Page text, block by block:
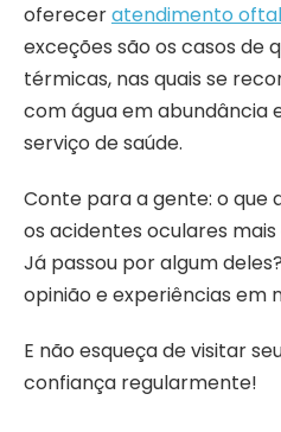
ofereceratendimento
exceções são os casos de
térmicas, nas quais se
com água em abundância
serviço de saúde.
Conte para a gente: o que
os acidentes oculares
Já passou por algum
opinião e experiências em
E não esqueça de visitar
confiança regularmente!